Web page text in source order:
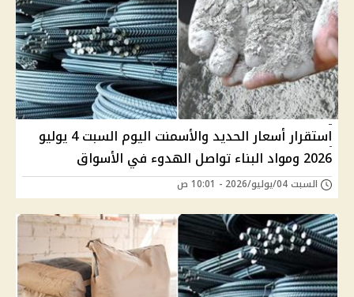
استقرار أسعار الحديد والأسمنت اليوم السبت 4 يوليو
2026 ومواد البناء تواصل الهدوء في الأسواق
السبت 04/يوليو/2026 - 10:01 ص